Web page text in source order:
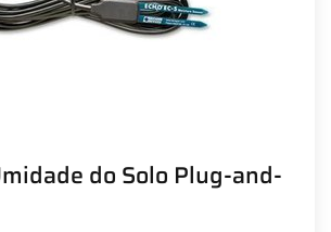
do Solo Plug-and-